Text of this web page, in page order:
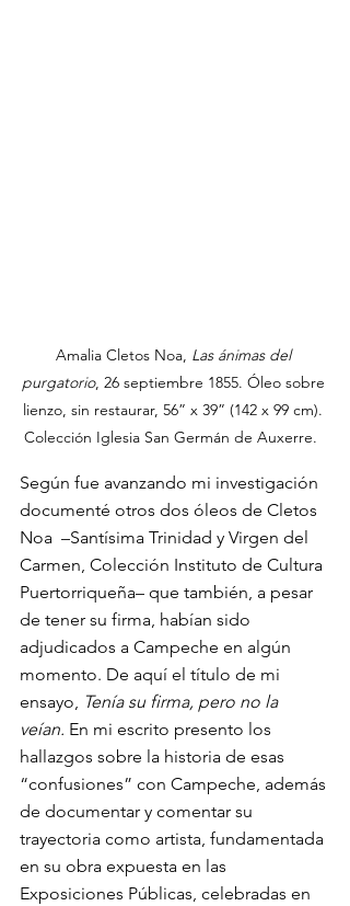
Amalia Cletos Noa, Las ánimas del
purgatorio, 26 septiembre 1855. Óleo sobre
lienzo, sin restaurar, 56” x 39” (142 x 99 cm).
Colección Iglesia San Germán de Auxerre.
Según fue avanzando mi investigación
documenté otros dos óleos de Cletos
Noa  –Santísima Trinidad y Virgen del
Carmen, Colección Instituto de Cultura
Puertorriqueña– que también, a pesar
de tener su firma, habían sido
adjudicados a Campeche en algún
momento. De aquí el título de mi
ensayo, Tenía su firma, pero no la
veían. En mi escrito presento los
hallazgos sobre la historia de esas
“confusiones” con Campeche, además
de documentar y comentar su
trayectoria como artista, fundamentada
en su obra expuesta en las
Exposiciones Públicas, celebradas en